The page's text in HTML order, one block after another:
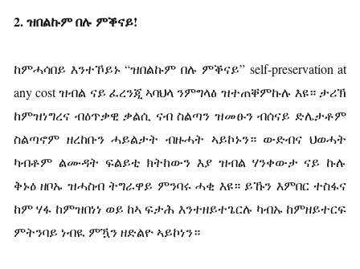
2.ዝበልኩምበሉ ምቕናይ!
ከምሓሳበይ እንተኾይኑ “ዝበልኩም በሉ ምቕናይ” self-preservation at
any cost ዝብል ናይ ፈረንጂ ኣባህላ ንምግላፅ ዝተጠቐምኩሉ እዩ። ታሪኽ
ከምዝነግረና ብዕጥቃዊ ቃልሲ ናብ ስልጣን ዝመፁን ብሰናይ ድሌታቶም
ስልጣኖም ዘረከቡን ሓይልታት ብዙሓት ኣይኮኑን። ውድብና ህወሓት
ካብቶም ልሙዳት ፍልይቲ ክትከውን እያ ዝብል ሃንቀውታ ናይ ኩሉ
ቅኑዕ ዘቦኡ ዝሓስብ ትግራዋይ ምንባሩ ሓቂ እዩ። ይኹን እምበር ተስፋና
ከም ሃፋ ከምዝበነነ ወይ ከኣ ፍታሕ እንተዘይተጌርሉ ካብኡ ከምዘይተርፍ
ምትንባይ ነብዪ ምዃን ዘድልዮ ኣይኮነን።